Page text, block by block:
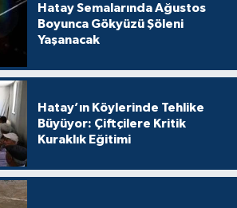
Hatay Semalarında Ağustos
Boyunca Gökyüzü Şöleni
Yaşanacak
Hatay’ın Köylerinde Tehlike
Büyüyor: Çiftçilere Kritik
Kuraklık Eğitimi